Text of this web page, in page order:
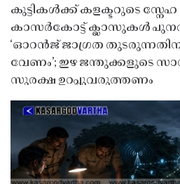
കുട്ടികൾക്ക് കളക്ടറുടെ സ്നേഹ
കാസർകോട്ട് ക്ലാസുകൾ
‘ഓറൻജ് ജാഗ്രത
വേണം’; ഇഴ ജന്തുക്കളുടെ
സുരക്ഷ ഉറപ്പുവരുത്തണം